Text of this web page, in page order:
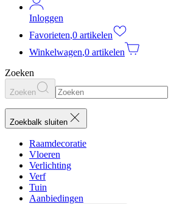
Inloggen
Favorieten,0 artikelen
Winkelwagen,0 artikelen
Zoeken
Zoeken
Zoekbalk sluiten
Raamdecoratie
Vloeren
Verlichting
Verf
Tuin
Aanbiedingen